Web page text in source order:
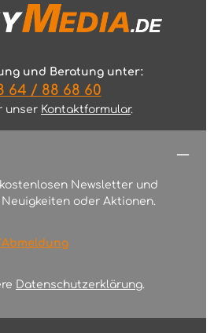
und Beratung unter:
64 / 88 68 60
unser Kontaktformular.
Newsletter und
oder Aktionen.
Datenschutzerklärung.